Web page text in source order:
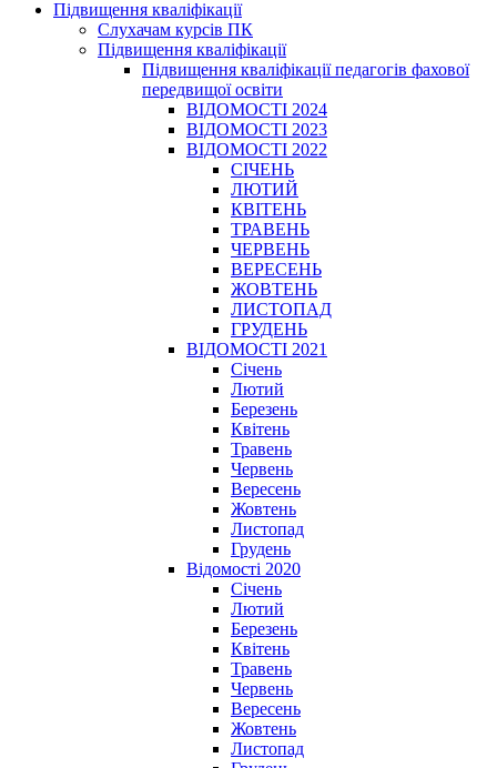
Підвищення кваліфікації
Слухачам курсів ПК
Підвищення кваліфікації
Підвищення кваліфікації педагогів фахової
передвищої освіти
ВІДОМОСТІ 2024
ВІДОМОСТІ 2023
ВІДОМОСТІ 2022
СІЧЕНЬ
ЛЮТИЙ
КВІТЕНЬ
ТРАВЕНЬ
ЧЕРВЕНЬ
ВЕРЕСЕНЬ
ЖОВТЕНЬ
ЛИСТОПАД
ГРУДЕНЬ
ВІДОМОСТІ 2021
Січень
Лютий
Березень
Квітень
Травень
Червень
Вересень
Жовтень
Листопад
Грудень
Відомості 2020
Січень
Лютий
Березень
Квітень
Травень
Червень
Вересень
Жовтень
Листопад